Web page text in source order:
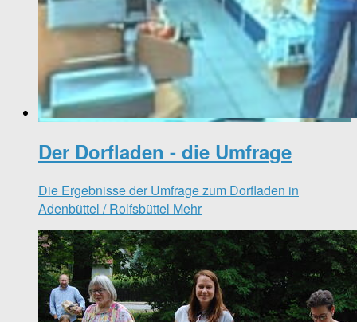
Der Dorfladen - die Umfrage
Die Ergebnisse der Umfrage zum Dorfladen in
Adenbüttel / Rolfsbüttel Mehr